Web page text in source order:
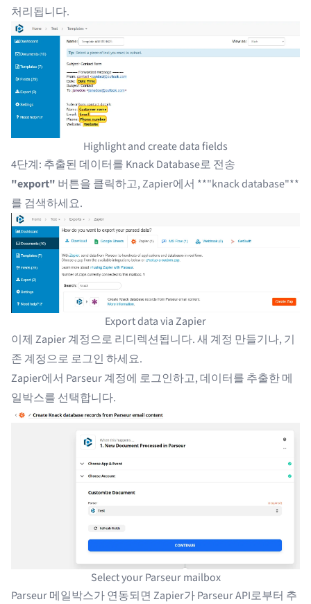
처리됩니다.
Highlight and create data fields
4단계: 추출된 데이터를 Knack Database로 전송
"export" 버튼을 클릭하고, Zapier에서 **"knack database"**
를 검색하세요.
Export data via Zapier
이제 Zapier 계정으로 리디렉션됩니다.새 계정 만들기나, 기
존 계정으로 로그인 하세요.
Zapier에서 Parseur 계정에 로그인하고, 데이터를 추출한 메
일박스를 선택합니다.
Select your Parseur mailbox
Parseur 메일박스가 연동되면 Zapier가 Parseur API로부터 추